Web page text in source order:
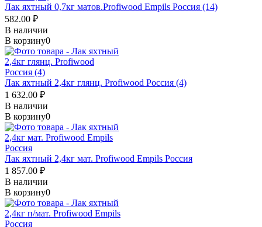
Лак яхтный 0,7кг матов.Profiwood Empils Россия (14)
582.00 ₽
В наличии
В корзину0
Лак яхтный 2,4кг глянц. Profiwood Россия (4)
1 632.00 ₽
В наличии
В корзину0
Лак яхтный 2,4кг мат. Profiwood Empils Россия
1 857.00 ₽
В наличии
В корзину0